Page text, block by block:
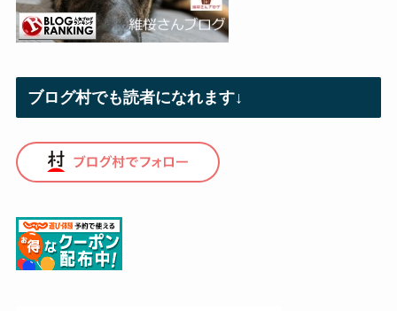
ブログ村でも読者になれます↓